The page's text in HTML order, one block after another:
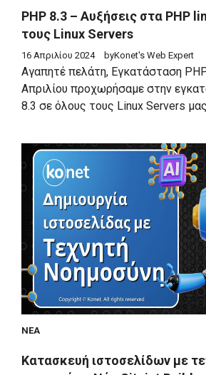
PHP 8.3 – Αυξήσεις στα PHP
τους Linux Servers
16 Απριλίου 2024 byKonet's Web Expert
Αγαπητέ πελάτη, Εγκατάσταση
Απριλίου προχωρήσαμε στην
8.3 σε όλους τους Linux Servers
ΝΈΑ
Κατασκευή ιστοσελίδων με